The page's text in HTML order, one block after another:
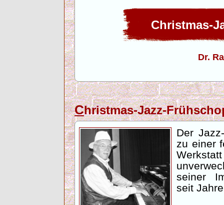
Christmas-
Dr.
Christmas-Jazz-
Der
zu einer
seiner
seit